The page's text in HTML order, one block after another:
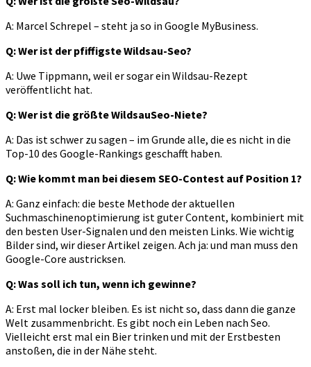
A: Marcel Schrepel – steht ja so in Google MyBusiness.
Q: Wer ist der pfiffigste Wildsau-Seo?
A: Uwe Tippmann, weil er sogar ein Wildsau-Rezept
veröffentlicht hat.
Q: Wer ist die größte WildsauSeo-Niete?
A: Das ist schwer zu sagen – im Grunde alle, die es nicht in die
Top-10 des Google-Rankings geschafft haben.
Q: Wie kommt man bei diesem SEO-Contest auf Position 1?
A: Ganz einfach: die beste Methode der aktuellen
Suchmaschinenoptimierung ist guter Content, kombiniert mit
den besten User-Signalen und den meisten Links. Wie wichtig
Bilder sind, wir dieser Artikel zeigen. Ach ja: und man muss den
Google-Core austricksen.
Q: Was soll ich tun, wenn ich gewinne?
A: Erst mal locker bleiben. Es ist nicht so, dass dann die ganze
Welt zusammenbricht. Es gibt noch ein Leben nach Seo.
Vielleicht erst mal ein Bier trinken und mit der Erstbesten
anstoßen, die in der Nähe steht.